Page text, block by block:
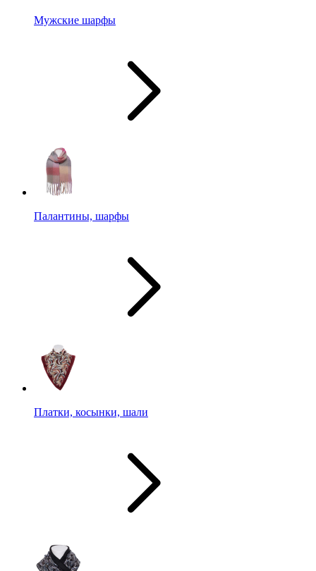
Мужские шарфы
Палантины, шарфы
Платки, косынки, шали